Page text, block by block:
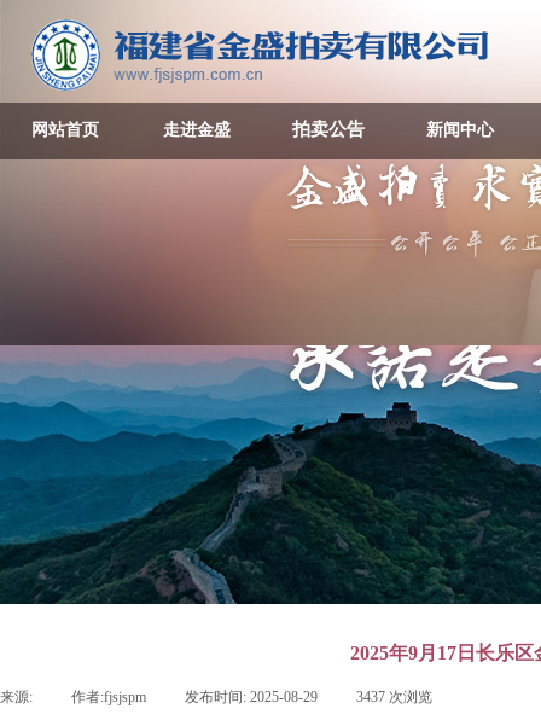
网站首页 走进金盛 拍卖公告 新闻中心
2025年9月17日长乐
来源: 作者:fjsjspm 发布时间: 2025-08-29 3437 次浏览